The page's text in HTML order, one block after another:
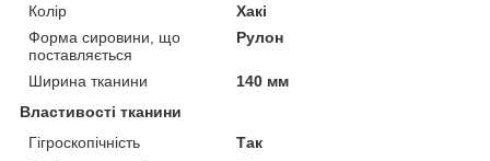
Колір
Хакі
Форма сировини, що
поставляється
Рулон
Ширина тканини
140 мм
Властивості тканини
Гігроскопічність
Так